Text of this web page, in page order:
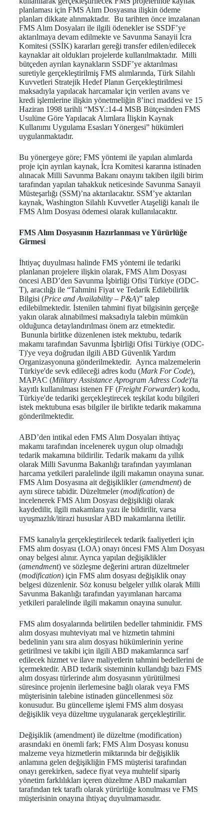
planlaması için FMS Alım Dosyasına ilişkin ödeme
planları dikkate alınmaktadır. Bu tarihten önce imzalanan
FMS Alım Dosyaları ile ilgili ödenekler ise SSDF’ye
aktarılmaya devam edilmekte ve Savunma Sanayii İcra
Komitesi (SSİK) kararları gereği transfer edilen/edilecek
kaynaklar ait oldukları projelerde kullanılmaktadır. Milli
bütçeden ayrılan kaynakların SSDF’ye aktarılması
suretiyle gerçekleştirilmiş FMS alımlarında, Türk Silahlı
Kuvvetleri Stratejik Hedef Planın Gerçekleştirilmesi
maksadıyla yapılacak harcamalar için verilen avans ve
kredi işlemlerine ilişkin yönetmeliğin 8’inci maddesi ve 15
Haziran 1998 tarihli “MSY.:14-4 MSB Bütçesinden FMS
Usulüne Göre Yapılacak Alımlara İlişkin Kaynak
Kullanımı Uygulama Esasları Yönergesi” hükümleri
uygulanmaktadır.
Bu yönergeye göre; FMS yöntemi ile yapılan alımlarda
proje için ayrılan kaynak, İcra Komitesi kararına istinaden
alınacak Milli Savunma Bakanı onayını takiben ilgili birim
tarafından yapılan tahakkuk neticesinde Savunma Sanayii
Müsteşarlığı (SSM)’na aktarılacaktır. SSM’ye aktarılan
kaynak, Washington Silahlı Kuvvetler Ataşeliği kanalı ile
FMS Alım Dosyası ödemesi olarak kullanılacaktır.
FMS Alım Dosyasının Hazırlanması ve Yürürlüğe
Girmesi
İhtiyaç duyulması halinde FMS yöntemi ile tedariki
planlanan projelere ilişkin olarak, FMS Alım Dosyası
öncesi ABD’den Savunma İşbirliği Ofisi Türkiye (ODC-
T), aracılığı ile “Tahmini Fiyat ve Tedarik Edilebilirlik
Bilgisi (Price and Availability – P&A)” talep
edilebilmektedir. İstenilen tahmini fiyat bilgisinin gerçeğe
yakın olarak alınabilmesi maksadıyla talebin mümkün
olduğunca detaylandırılması önem arz etmektedir.
Bununla birlitke düzenlenen istek mektubu, tedarik
makamı tarafından Savunma İşbirliği Ofisi Türkiye (ODC-
T)'ye veya doğrudan ilgili ABD Güvenlik Yardım
Organizasyonuna gönderilmektedir. Ayrıca malzemelerin
Türkiye'de sevk edileceği adres kodu (Mark For Code),
MAPAC (Military Assistance Aprogram Adress Code)'ta
kayıtlı kullanılması istenen FF (Freight Forwarder) kodu,
Türkiye'de tedariki gerçekleştirecek teşkilat kodu bilgileri
istek mektubuna esas bilgiler ile birlikte tedarik makamına
gönderilmektedir.
ABD’den intikal eden FMS Alım Dosyaları ihtiyaç
makamı tarafından incelenerek uygun olup olmadığı
tedarik makamına bildirilir. Tedarik makamı da yıllık
olarak Milli Savunma Bakanlığı tarafından yayımlanan
harcama yetkileri paralelinde ilgili makamın onayına sunar.
FMS Alım Dosyasına ait değişiklikler (amendment) de
aynı sürece tabidir. Düzeltmeler (modification) de
incelenerek FMS Alım Dosyası değişikliği olarak
kaydedilir, ilgili makamlara yazı ile bildirilir, varsa
uyuşmazlık/itirazi hususlar ABD makamlarına iletilir.
FMS kanalıyla gerçekleştirilecek tedarik faaliyetleri için
FMS alım dosyası (LOA) onayı öncesi FMS Alım Dosyası
onay belgesi alınır. Ayrıca yapılan değişiklikler
(amendment) ve sözleşme değerini artıran düzeltmeler
(modification) için FMS alım dosyası değişiklik onay
belgesi düzenlenir. Söz konusu belgeler yıllık olarak Milli
Savunma Bakanlığı tarafından yayımlanan harcama
yetkileri paralelinde ilgili makamın onayına sunulur.
FMS alım dosyalarında belirtilen bedeller tahminidir. FMS
alım dosyası muhteviyatı mal ve hizmetin tahmini
bedelinin yanı sıra alım dosyası hükümlerinin yerine
getirilmesi ve takibi için ilgili ABD makamlarınca sarf
edilecek hizmet ve ilave maliyetlerin tahmini bedellerini de
içermektedir. ABD tedarik sisteminin kullandığı bazı FMS
alım dosyası türlerinde alım dosyasının yürütülmesi
süresince projenin ilerlemesine bağlı olarak veya FMS
müşterisinin talebine istinaden güncellenmesi söz
konusudur. Bu güncelleme işlemi FMS alım dosyası
değişiklik veya düzeltme uygulanarak gerçekleştirilir.
Değişiklik (amendment) ile düzeltme (modification)
arasındaki en önemli fark; FMS Alım Dosyası konusu
malzeme veya hizmetlerin miktarında bir değişiklik
anlamına gelen değişikliğin FMS müşterisi tarafından
onayı gerekirken, sadece fiyat veya muhtelif sipariş
yönetim farklılıkları içeren düzeltme ABD makamları
tarafından tek taraflı olarak yürürlüğe konulması ve FMS
müşterisinin onayına ihtiyaç duyulmamasıdır.